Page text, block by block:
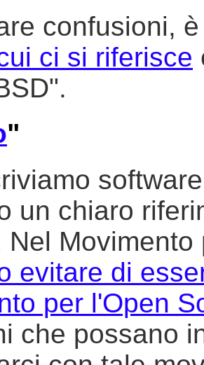
confusioni,
ci si riferisce
"
un chiaro
Nel
evitare di
per l'Open
che possano